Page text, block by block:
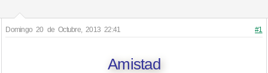
Domingo 20 de Octubre, 2013 22:41 #1
Amistad